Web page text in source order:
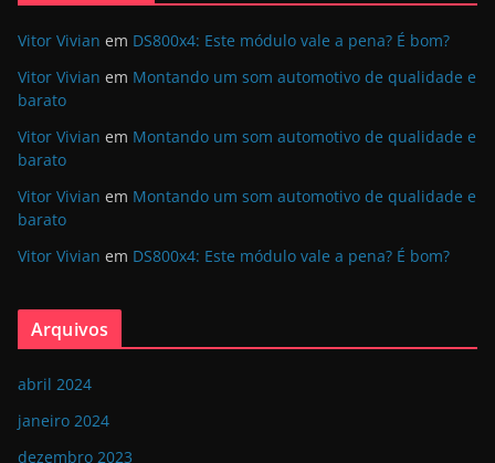
Vitor Vivian em DS800x4: Este módulo vale a pena? É bom?
Vitor Vivian em Montando um som automotivo de qualidade e
barato
Vitor Vivian em Montando um som automotivo de qualidade e
barato
Vitor Vivian em Montando um som automotivo de qualidade e
barato
Vitor Vivian em DS800x4: Este módulo vale a pena? É bom?
Arquivos
abril 2024
janeiro 2024
dezembro 2023